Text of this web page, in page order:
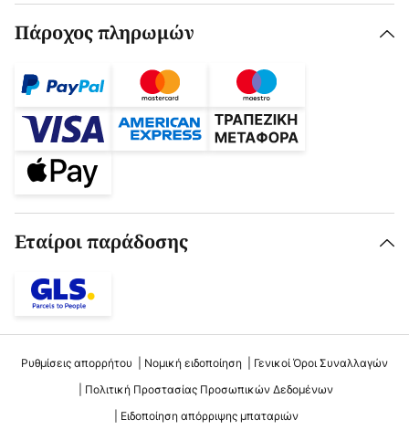
Πάροχος πληρωμών
Εταίροι παράδοσης
Ρυθμίσεις απορρήτου Νομική ειδοποίηση
Γενικοί Όροι Συναλλαγών
Πολιτική Προστασίας Προσωπικών Δεδομένων
Ειδοποίηση απόρριψης μπαταριών